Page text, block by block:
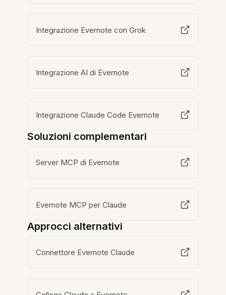
Integrazione Evernote con Grok
Integrazione AI di Evernote
Integrazione Claude Code Evernote
Soluzioni complementari
Server MCP di Evernote
Evernote MCP per Claude
Approcci alternativi
Connettore Evernote Claude